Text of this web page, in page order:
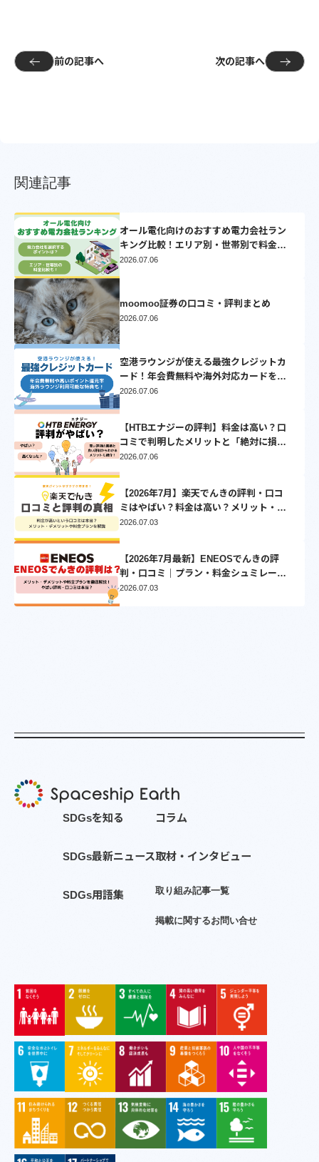
前の記事へ 次の記事へ
関連記事
オール電化向けのおすすめ電力会社ラン
キング比較！エリア別・世帯別で料金比
較シミュレーション【2025】
2026.07.06
moomoo証券の口コミ・評判まとめ
2026.07.06
空港ラウンジが使える最強クレジットカ
ード！年会費無料や海外対応カードを厳
選
2026.07.06
【HTBエナジーの評判】料金は高い？口
コミで判明したメリットと「絶対に損し
ない」乗り換え先3選
2026.07.06
【2026年7月】楽天でんきの評判・口コ
ミはやばい？料金は高い？メリット・デ
メリットを徹底比較
2026.07.03
【2026年7月最新】ENEOSでんきの評
判・口コミ｜プラン・料金シュミレーシ
ョンとVポイントについて徹底解説
2026.07.03
SDGsを知る
SDGs最新ニュース
SDGs用語集
コラム
取材・ イ ンタビュー
取り組み記事一覧
掲載に関するお問い合せ